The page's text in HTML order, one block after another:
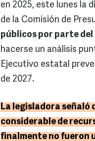
en 2025, este lunes la
de la Comisión de
públicos por parte
hacerse un análisis
Ejecutivo estatal
de 2027.
La legisladora
considerable de
finalmente no fueron